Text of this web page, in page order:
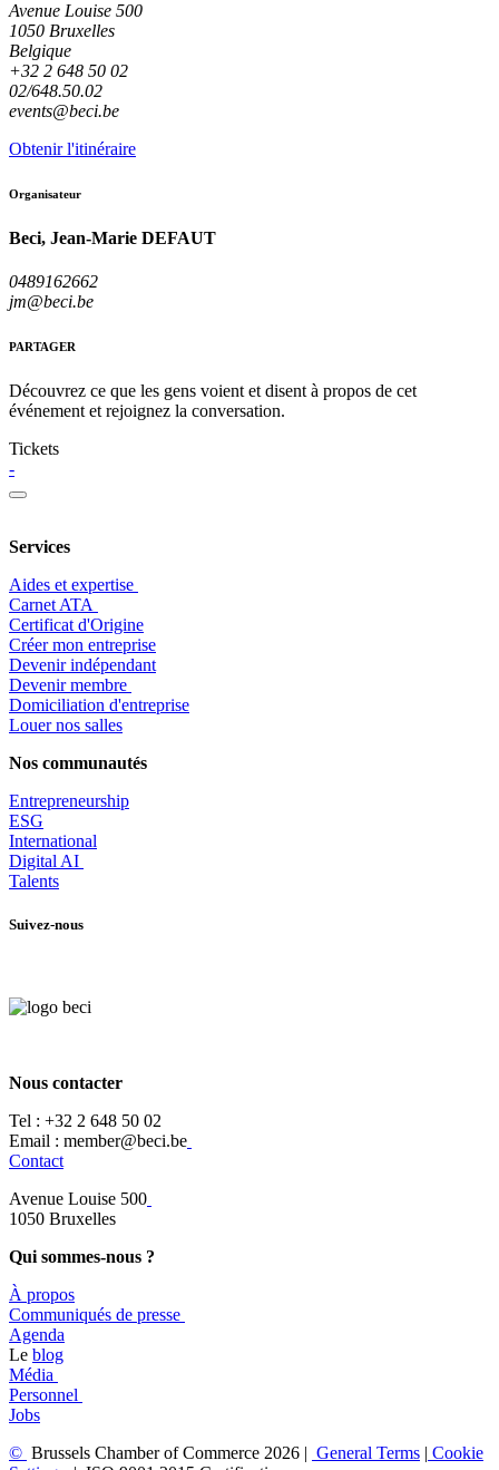
Avenue Louise 500
1050 Bruxelles
Belgique
+32 2 648 50 02
02/648.50.02
events@beci.be
Obtenir l'itinéraire
Organisateur
Beci, Jean-Marie DEFAUT
0489162662
jm@beci.be
PARTAGER
Découvrez ce que les gens voient et disent à propos de cet
événement et rejoignez la conversation.
Tickets
-
Services
Aides et expertise
​Carnet ATA
Certificat d'Origine
Créer mon entreprise
Devenir indépendant
Devenir membre
​Domiciliation d'entreprise
Louer nos salles
Nos communautés
Entrepreneurship
ESG
International
Digital AI
Talents
Suivez-nous
Nous contacter
Tel : +32 2 648 50 02​
​​Email : member@beci.be
Contact
Avenue Louise 500
​1050 Bruxelles
Qui sommes-nous ?
À propos
​​Communiqués de presse
​Agenda
​​Le blog
​Média
Personnel
Jobs
© Brussels Chamber of Commerce 2026 | General Terms | Cookie